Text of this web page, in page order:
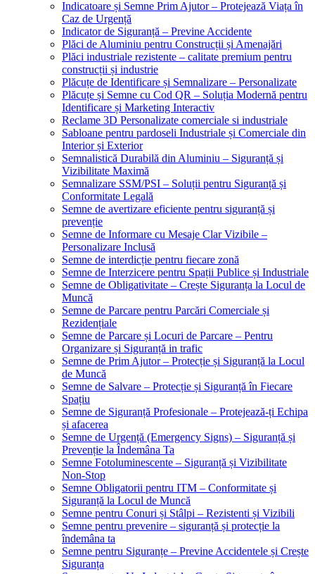
Indicatoare și Semne Prim Ajutor – Protejează Viața în
Caz de Urgență
Indicator de Siguranță – Previne Accidente
Plăci de Aluminiu pentru Construcții și Amenajări
Plăci industriale rezistente – calitate premium pentru
construcții și industrie
Plăcuțe de Identificare și Semnalizare – Personalizate
Plăcuțe și Semne cu Cod QR – Soluția Modernă pentru
Identificare și Marketing Interactiv
Reclame 3D Personalizate comerciale si industriale
Sabloane pentru pardoseli Industriale și Comerciale din
Interior și Exterior
Semnalistică Durabilă din Aluminiu – Siguranță și
Vizibilitate Maximă
Semnalizare SSM/PSI – Soluții pentru Siguranță și
Conformitate Legală
Semne de avertizare eficiente pentru siguranță și
prevenție
Semne de Informare cu Mesaje Clar Vizibile –
Personalizare Inclusă
Semne de interdicție pentru fiecare zonă
Semne de Interzicere pentru Spații Publice și Industriale
Semne de Obligativitate – Crește Siguranța la Locul de
Muncă
Semne de Parcare pentru Parcări Comerciale și
Rezidențiale
Semne de Parcare și Locuri de Parcare – Pentru
Organizare și Siguranță in trafic
Semne de Prim Ajutor – Protecție și Siguranță la Locul
de Muncă
Semne de Salvare – Protecție și Siguranță în Fiecare
Spațiu
Semne de Siguranță Profesionale – Protejează-ți Echipa
și afacerea
Semne de Urgență (Emergency Signs) – Siguranță și
Prevenție la Îndemâna Ta
Semne Fotoluminescente – Siguranță și Vizibilitate
Non-Stop
Semne Obligatorii pentru ITM – Conformitate și
Siguranță la Locul de Muncă
Semne pentru Conuri și Stâlpi – Rezistenti și Vizibili
Semne pentru prevenire – siguranță și protecție la
îndemâna ta
Semne pentru Siguranțe – Previne Accidentele și Crește
Siguranța